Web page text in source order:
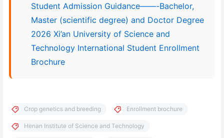
Student Admission Guidance——-Bachelor,
Master (scientific degree) and Doctor Degree
2026 Xi’an University of Science and
Technology International Student Enrollment
Brochure
Crop genetics and breeding Enrollment brochure
Henan Institute of Science and Technology